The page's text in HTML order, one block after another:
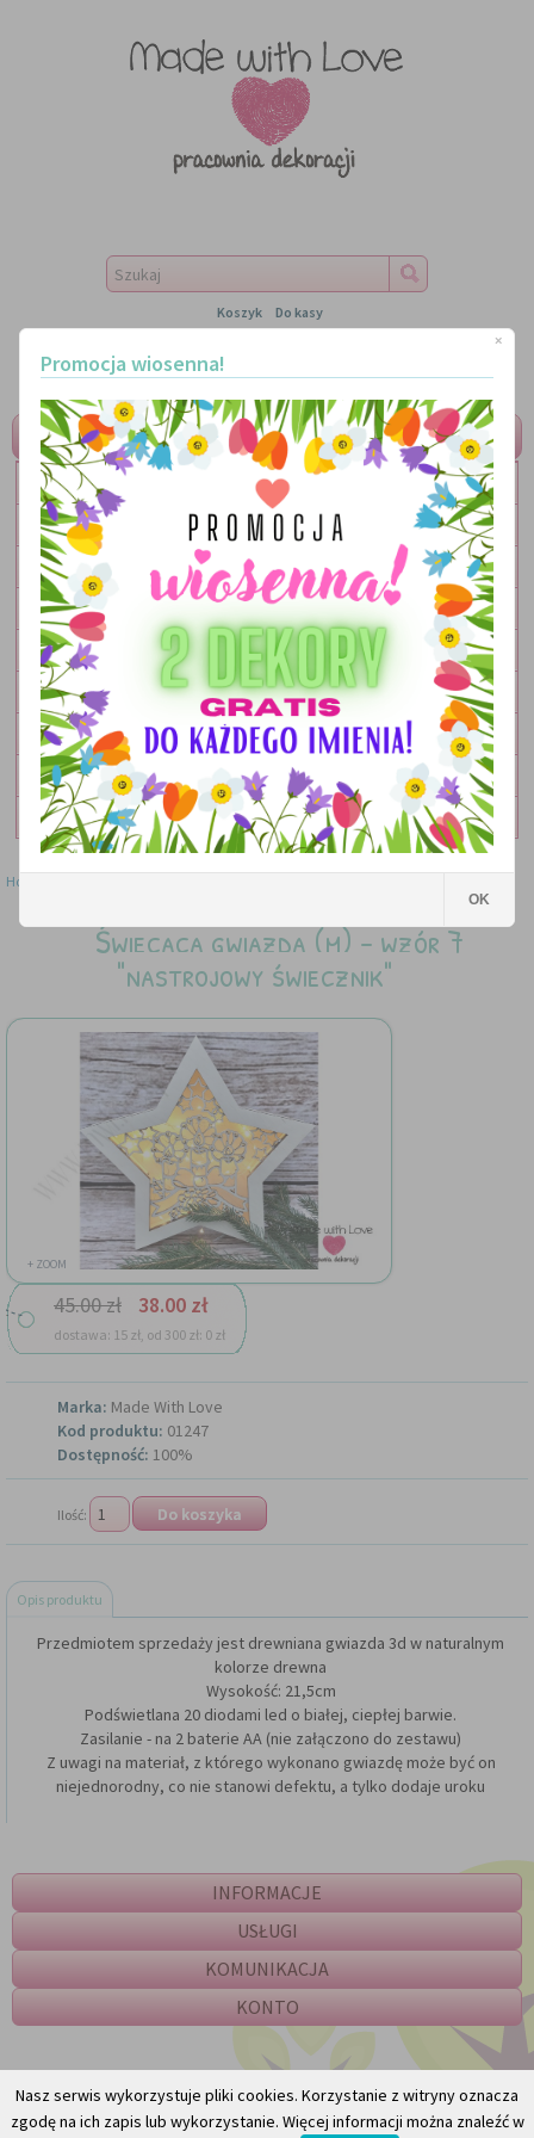
Koszyk Do kasy
MENU
LITERKI
TABLICZKI
OBRAZKI
LAMPKI
DEKORACJE
DODATKI
ZESTAWY
OKOLICZNOŚCIOWE
WYPRZEDAŻ
Home
Świecąca gwiazda (m) - wzór 7
"nastrojowy świecznik"
+ ZOOM
45.00 zł 38.00 zł
dostawa: 15 zł, od 300 zł: 0 zł
Marka: Made With Love
Kod produktu: 01247
Dostępność: 100%
Ilość:
Opis produktu
Przedmiotem sprzedaży jest drewniana gwiazda 3d w naturalnym
kolorze drewna
Wysokość: 21,5cm
Podświetlana 20 diodami led o białej, ciepłej barwie.
Zasilanie - na 2 baterie AA (nie załączono do zestawu)
Z uwagi na materiał, z którego wykonano gwiazdę może być on
niejednorodny, co nie stanowi defektu, a tylko dodaje uroku
INFORMACJE
USŁUGI
KOMUNIKACJA
KONTO
×
Promocja wiosenna!
OK
Nasz serwis wykorzystuje pliki cookies. Korzystanie z witryny oznacza
zgodę na ich zapis lub wykorzystanie. Więcej informacji można znaleźć w